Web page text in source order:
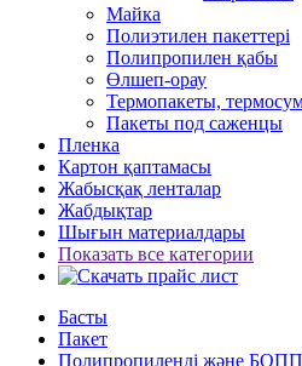
Майка
Полиэтилен пакеттері
Полипропилен қабы
Өлшеп-орау
Термопакеты,
Пакеты под саженцы
Пленка
Картон қаптамасы
Жабысқақ ленталар
Жабдықтар
Шығын материалдары
Показать все категории
Басты
Пакет
Полипропиленді және БОПП